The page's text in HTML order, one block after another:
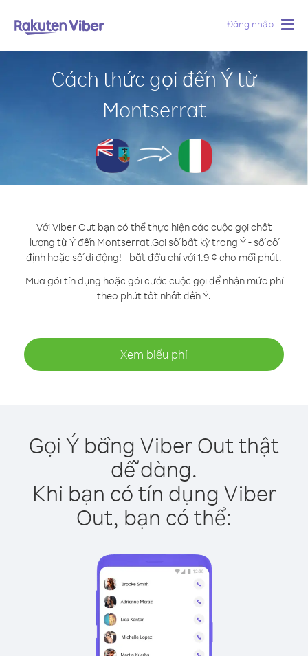
Đăng nhập
Cách thức gọi đến Ý từ
Montserrat
Với Viber Out bạn có thể thực hiện các cuộc gọi chất
lượng từ Ý đến Montserrat.Gọi số bất kỳ trong Ý - số cố
định hoặc số di động! - bắt đầu chỉ với 1.9 ¢ cho mỗi phút.
Mua gói tín dụng hoặc gói cước cuộc gọi để nhận mức phí
theo phút tốt nhất đến Ý.
Xem biểu phí
Gọi Ý bằng Viber Out thật
dễ dàng.
Khi bạn có tín dụng Viber
Out, bạn có thể: